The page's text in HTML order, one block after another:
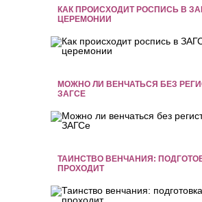
КАК ПРОИСХОДИТ РОСПИСЬ В
ЦЕРЕМОНИИ
МОЖНО ЛИ ВЕНЧАТЬСЯ БЕЗ
ЗАГСЕ
ТАИНСТВО ВЕНЧАНИЯ:
ПРОХОДИТ